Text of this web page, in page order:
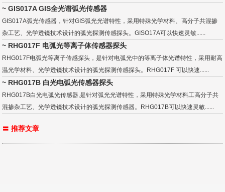
~ GIS017A GIS全光谱弧光传感器
GIS017A弧光传感器，针对GIS弧光光谱特性，采用特殊光学材料、高分子共混掺
杂工艺、光学透镜技术设计的弧光探测传感探头。GISO17A可以快速灵敏......
~ RHG017F 电弧光等离子体传感器探头
RHG017F电弧光等离子传感探头，是针对电弧光中的等离子体光谱特性，采用耐高
温光学材料、光学透镜技术设计的弧光探测传感探头。RHG017F 可以快速......
~ RHG017B 白光电弧光传感器探头
RHG017B白光电弧光传感器,是针对弧光光谱特性，采用特殊光学材料工高分子共
混掺杂工艺、光学透镜技术设计的弧光探测传感器。RHG017B可以快速灵敏......
〓 推荐文章